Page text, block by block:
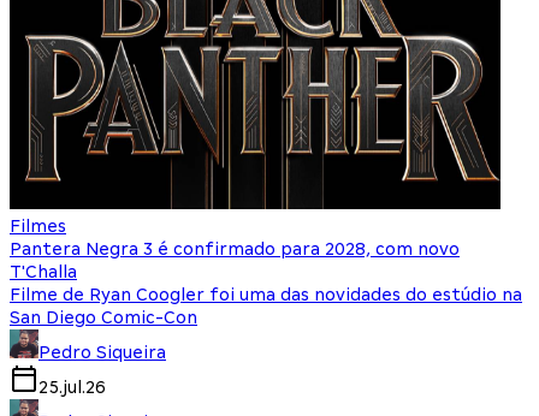
Filmes
Pantera Negra 3 é confirmado para 2028, com novo
T'Challa
Filme de Ryan Coogler foi uma das novidades do estúdio na
San Diego Comic-Con
Pedro Siqueira
25.jul.26